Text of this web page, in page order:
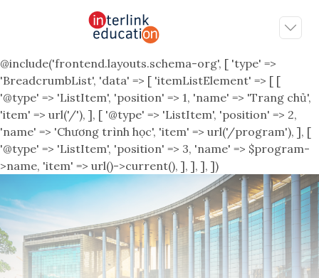
@include('frontend.layouts.schema-org', [ 'type' =>
'BreadcrumbList', 'data' => [ 'itemListElement' => [ [
'@type' => 'ListItem', 'position' => 1, 'name' => 'Trang chủ',
'item' => url('/'), ], [ '@type' => 'ListItem', 'position' => 2,
'name' => 'Chương trình học', 'item' => url('/program'), ], [
'@type' => 'ListItem', 'position' => 3, 'name' => $program-
>name, 'item' => url()->current(), ], ], ], ])